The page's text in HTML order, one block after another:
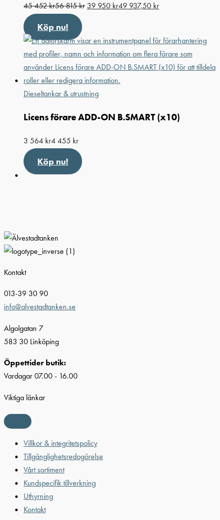
45 452kr56 815kr 39 950 kr49 937,50 kr
Köp nu!
Dieseltankar & utrustning
Licens förare ADD-ON B.SMART (x10)
3 564 kr4 455 kr
Köp nu!
Kontakt
013-39 30 90
info@alvestadtanken.se
Algolgatan 7
583 30 Linköping
Öppettider butik:
Vardagar 07.00 - 16.00
Viktiga länkar
Villkor & integritetspolicy
Tillgänglighetsredogörelse
Vårt sortiment
Kundspecifik tillverkning
Uthyrning
Kontakt